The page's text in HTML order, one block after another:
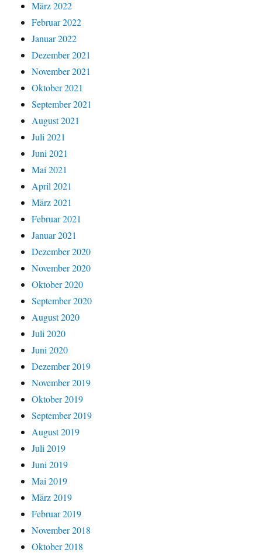
März 2022
Februar 2022
Januar 2022
Dezember 2021
November 2021
Oktober 2021
September 2021
August 2021
Juli 2021
Juni 2021
Mai 2021
April 2021
März 2021
Februar 2021
Januar 2021
Dezember 2020
November 2020
Oktober 2020
September 2020
August 2020
Juli 2020
Juni 2020
Dezember 2019
November 2019
Oktober 2019
September 2019
August 2019
Juli 2019
Juni 2019
Mai 2019
März 2019
Februar 2019
November 2018
Oktober 2018